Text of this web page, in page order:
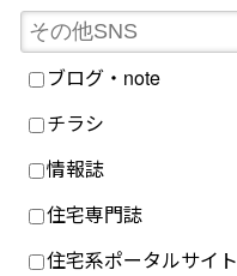
ブログ・note
チラシ
情報誌
住宅専門誌
住宅系ポータルサイト